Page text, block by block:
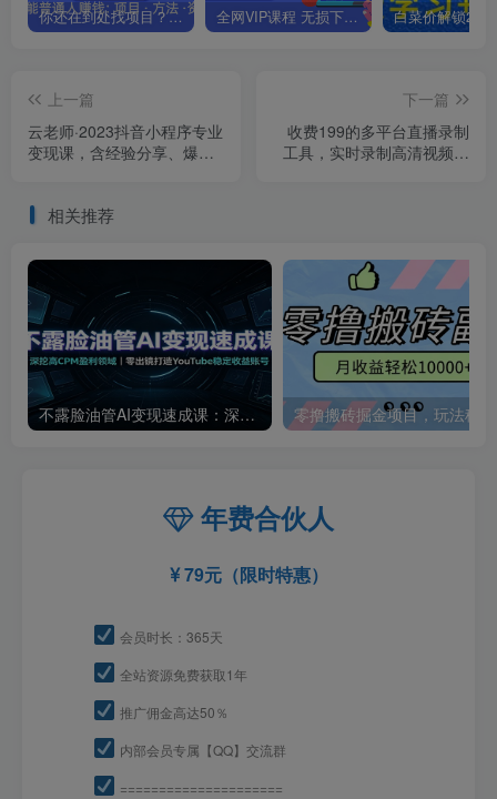
你还在到处找项目？还在当韭菜？我靠卖项目一个月收入5万+，曾经我也是个失败者。 全网VIP课程 无损下载~.~
上一篇
云老师·2023抖音小程序专业
变现课，含经验分享、爆发
下一篇
收费199的多平台直播录制
工具，实时录制高清视频自
相关推荐
不露脸油管AI变现速成课：深挖高CPM盈利领域，零出镜打造YouTube稳定收益账号
年费合伙人
79元（限时特惠）
会员时长：365天
全站资源免费获取1年
推广佣金高达50％
内部会员专属【QQ】交流群
=====================